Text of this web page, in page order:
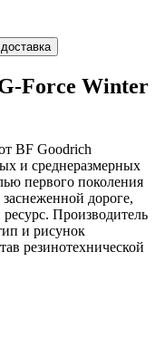
Force Winter
BF Goodrich
и среднеразмерных
первого поколения
дороге,
Производитель
и рисунок
резинотехнической